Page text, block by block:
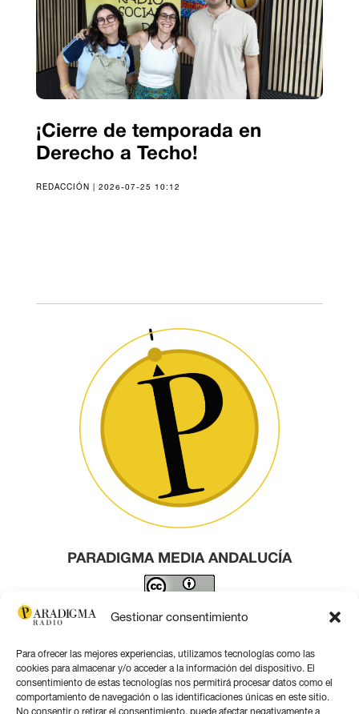
Gestionar consentimiento
Para ofrecer las mejores experiencias, utilizamos tecnologías como las
cookies para almacenar y/o acceder a la información del dispositivo. El
consentimiento de estas tecnologías nos permitirá procesar datos como el
comportamiento de navegación o las identificaciones únicas en este sitio.
No consentir o retirar el consentimiento, puede afectar negativamente a
¡Cierre de temporada en
Derecho a Techo!
REDACCIÓN | 2026-07-25 10:12
PARADIGMA MEDIA ANDALUCÍA
Este obra está bajo una licencia de Creative Commons
Contacto por correo